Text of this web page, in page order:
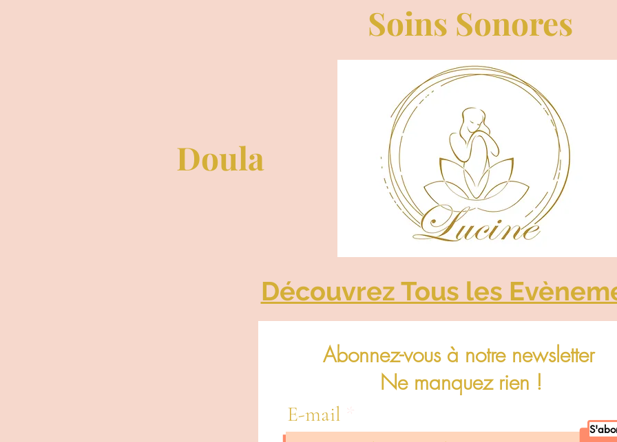
Soins Sonores
Doula
Découvrez Tous les
Abonnez-vous à notre newsletter
Ne manquez rien !
E-mail